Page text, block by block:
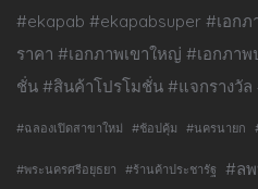
#ekapab #ekapabsuper #เอกภ
ราคา #เอกภาพเขาใหญ่ #เอกภา
ชั่น #สินค้าโปรโมชั่น #แจกรางวัล
#ฉลองเปิดสาขาใหม่ #ช้อปคุ้ม #นครนายก
#พระนครศรีอยุธยา #ร้านค้าประชารัฐ #ล